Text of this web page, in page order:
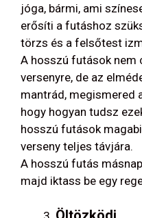
jóga, bármi, ami
erősíti a futáshoz
törzs és a felsőtest
A hosszú futások nem
versenyre, de az
mantrád, megismered
hogy hogyan tudsz
hosszú futások
verseny teljes távjára.
A hosszú futás
majd iktass be egy